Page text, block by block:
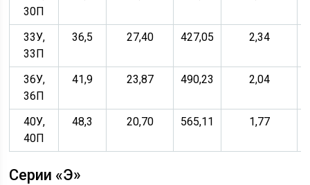
30П
33У,
33П
36,5 27,40 427,05 2,34
36У,
36П
41,9 23,87 490,23 2,04
40У,
40П
48,3 20,70 565,11 1,77
Серии «Э»